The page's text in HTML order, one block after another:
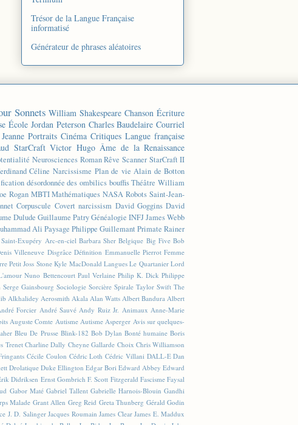
Trésor de la Langue Française
informatisé
Générateur de phrases aléatoires
Sonnets William Shakespeare Chanson Écriture
École Jordan Peterson Charles Baudelaire Courriel
Jeanne Portraits Cinéma Critiques Langue française
StarCraft Victor Hugo Âme de la Renaissance
Neurosciences Roman Rêve Scanner StarCraft II
Céline Narcissisme Plan de vie Alain de Botton
désordonnée des ombilics bouffis Théâtre William
Rogan MBTI Mathématiques NASA Robots Saint-Jean-
Corpuscule Covert narcissism David Goggins David
Dulude Guillaume PatryGénéalogie INFJJames Webb
Ali Paysage Philippe Guillemant Primate Rainer
Exupéry Arc-en-ciel Barbara Sher Belgique Big Five Bob
Villeneuve Disgrâce Définition Emmanuelle Pierrot Femme
Petit Joss Stone Kyle MacDonald Langues Le Quartanier Lord
Nuno Bettencourt Paul Verlaine Philip K. Dick Philippe
Serge Gainsbourg Sociologie Sorcière Spirale Taylor Swift The
Alkhalidey Aerosmith Akala Alan Watts Albert Bandura Albert
Forcier André Sauvé Andy Ruiz Jr. Animaux Anne-Marie
Auguste Comte Autisme Autisme Asperger Avis sur quelques-
Bleu De Prusse Blink-182 Bob Dylan Bonté humaine Boris
Trenet Charline Dally Cheyne Gallarde Choix Chris Williamson
Cécile Coulon Cédric Loth Cédric Villani DALL-E Dan
Drolatique Duke Ellington Edgar Bori Edward Abbey Edward
Didriksen Ernst Gombrich F. Scott Fitzgerald Fascisme Faysal
Gabor Maté Gabriel Tallent Gabrielle Harnois-Blouin Gandhi
Malade Grant Allen Greg Reid Greta Thunberg Gérald Godin
J. D. Salinger Jacques Roumain James Clear James E. Maddux